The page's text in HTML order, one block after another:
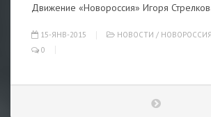
Движение «Новороссия» Игоря
15-ЯНВ-2015 НОВОСТИ / НОВОРОССИЯ
0